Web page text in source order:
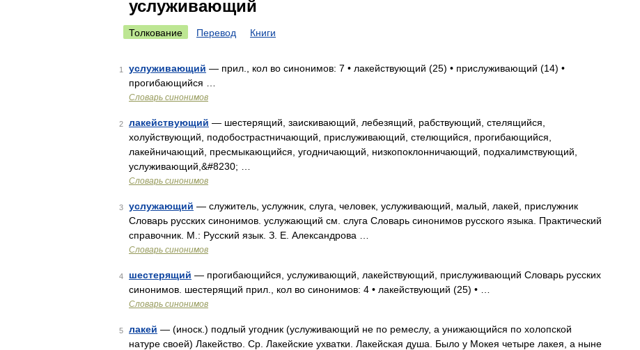
услуживающий
Толкование Перевод Книги
1 услуживающий — прил., кол во синонимов: 7 • лакействующий (25) • прислуживающий (14) •
прогибающийся …
Словарь синонимов
2 лакействующий — шестерящий, заискивающий, лебезящий, рабствующий, стелящийся,
холуйствующий, подобострастничающий, прислуживающий, стелющийся, прогибающийся,
лакейничающий, пресмыкающийся, угодничающий, низкопоклонничающий, подхалимствующий,
услуживающий,&#8230; …
Словарь синонимов
3 услужающий — служитель, услужник, слуга, человек, услуживающий, малый, лакей, прислужник
Словарь русских синонимов. услужающий см. слуга Словарь синонимов русского языка. Практический
справочник. М.: Русский язык. З. Е. Александрова …
Словарь синонимов
4 шестерящий — прогибающийся, услуживающий, лакействующий, прислуживающий Словарь русских
синонимов. шестерящий прил., кол во синонимов: 4 • лакействующий (25) • …
Словарь синонимов
5 лакей — (иноск.) подлый угодник (услуживающий не по ремеслу, а унижающийся по холопской
натуре своей) Лакейство. Ср. Лакейские ухватки. Лакейская душа. Было у Мокея четыре лакея, а ныне